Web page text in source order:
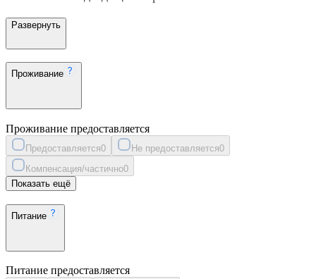
Развернуть
Проживание
Проживание предоставляется
Предоставляется0 Не предоставляется0
Компенсация/частично0
Показать ещё
Питание
Питание предоставляется